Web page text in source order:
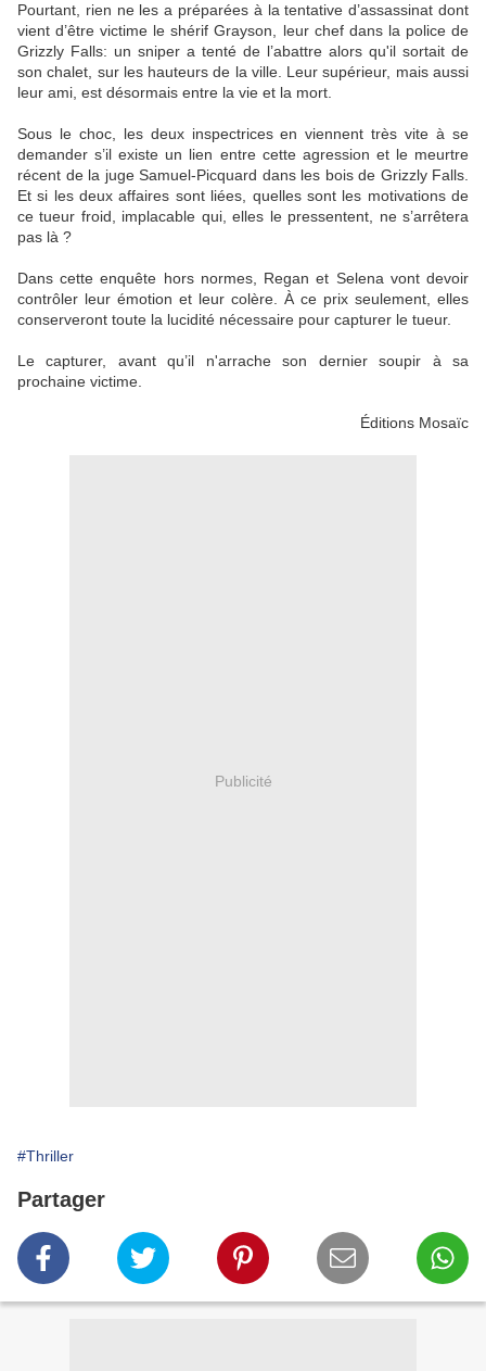
Pourtant, rien ne les a préparées à la tentative d’assassinat dont
vient d’être victime le shérif Grayson, leur chef dans la police de
Grizzly Falls: un sniper a tenté de l’abattre alors qu'il sortait de
son chalet, sur les hauteurs de la ville. Leur supérieur, mais aussi
leur ami, est désormais entre la vie et la mort.
Sous le choc, les deux inspectrices en viennent très vite à se
demander s’il existe un lien entre cette agression et le meurtre
récent de la juge Samuel-Picquard dans les bois de Grizzly Falls.
Et si les deux affaires sont liées, quelles sont les motivations de
ce tueur froid, implacable qui, elles le pressentent, ne s’arrêtera
pas là ?
Dans cette enquête hors normes, Regan et Selena vont devoir
contrôler leur émotion et leur colère. À ce prix seulement, elles
conserveront toute la lucidité nécessaire pour capturer le tueur.
Le capturer, avant qu’il n'arrache son dernier soupir à sa
prochaine victime.
Éditions Mosaïc
Publicité
#Thriller
Partager